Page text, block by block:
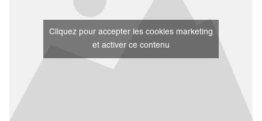
Cliquez pour accepter les cookies marketing
et activer ce contenu